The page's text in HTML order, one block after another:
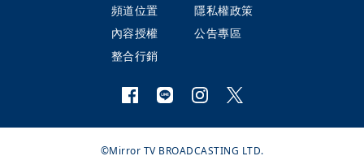
頻道位置
隱私權政策
內容授權
公告專區
整合行銷
©Mirror TV BROADCASTING LTD.